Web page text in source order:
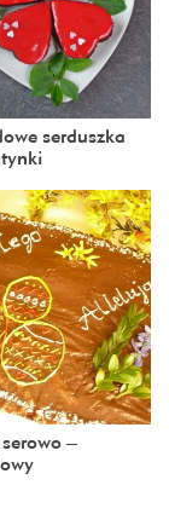
serduszka
–